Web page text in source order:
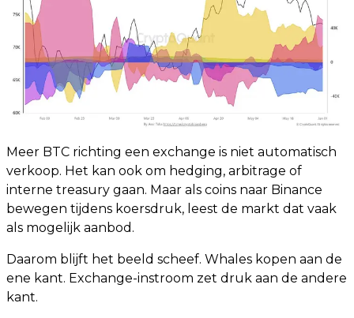
Meer BTC richting een exchange is niet automatisch
verkoop. Het kan ook om hedging, arbitrage of
interne treasury gaan. Maar als coins naar Binance
bewegen tijdens koersdruk, leest de markt dat vaak
als mogelijk aanbod.
Daarom blijft het beeld scheef. Whales kopen aan de
ene kant. Exchange-instroom zet druk aan de andere
kant.